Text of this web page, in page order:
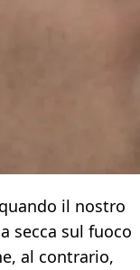
il nostro
secca sul fuoco
al contrario,